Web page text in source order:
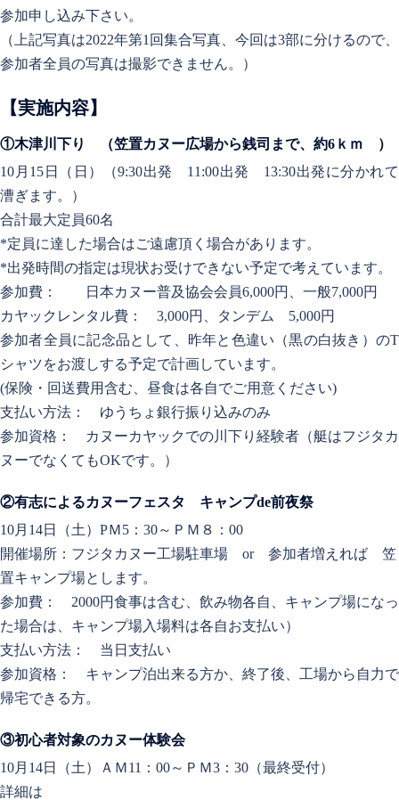
参加申し込み下さい。
（上記写真は2022年第1回集合写真、今回は3部に分けるので、
参加者全員の写真は撮影できません。）
【実施内容】
①木津川下り （笠置カヌー広場から銭司まで、約6ｋｍ ）
10月15日（日）（9:30出発 11:00出発 13:30出発に分かれて
漕ぎます。）
合計最大定員60名
*定員に達した場合はご遠慮頂く場合があります。
*出発時間の指定は現状お受けできない予定で考えています。
参加費： 日本カヌー普及協会会員6,000円、一般7,000円
カヤックレンタル費： 3,000円、タンデム 5,000円
参加者全員に記念品として、昨年と色違い（黒の白抜き）のT
シャツをお渡しする予定で計画しています。
(保険・回送費用含む、昼食は各自でご用意ください)
支払い方法： ゆうちょ銀行振り込みのみ
参加資格： カヌーカヤックでの川下り経験者（艇はフジタカ
ヌーでなくてもOKです。）
②有志によるカヌーフェスタ キャンプde前夜祭
10月14日（土）PＭ5：30～ＰＭ８：00
開催場所：フジタカヌー工場駐車場 or 参加者増えれば 笠
置キャンプ場とします。
参加費： 2000円食事は含む、飲み物各自、キャンプ場になっ
た場合は、キャンプ場入場料は各自お支払い）
支払い方法： 当日支払い
参加資格： キャンプ泊出来る方か、終了後、工場から自力で
帰宅できる方。
③初心者対象のカヌー体験会
10月14日（土）ＡＭ11：00～ＰＭ3：30（最終受付）
詳細は